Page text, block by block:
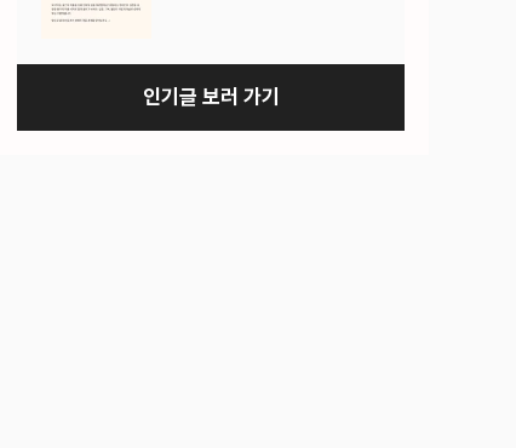
인기글 보러 가기